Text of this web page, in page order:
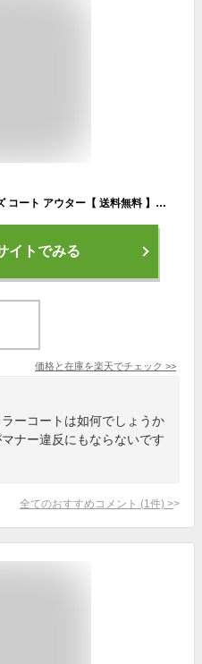
オーバーステンカラーコート メンズ コート アウター【 送料無料 】全6色 新作 コート ビッグシルエット グレンチェック 通学 通勤 旅行 に◎ ストリート系 アメカジ系 に大人気！ 大きいサイズ M L 8（eight） エイト 8
イトでみる
価格と在庫を楽天でチェック >>
ーコートは如何でしょうか
ナー違反にもならないです
全てのおすすめコメント (1 件) >